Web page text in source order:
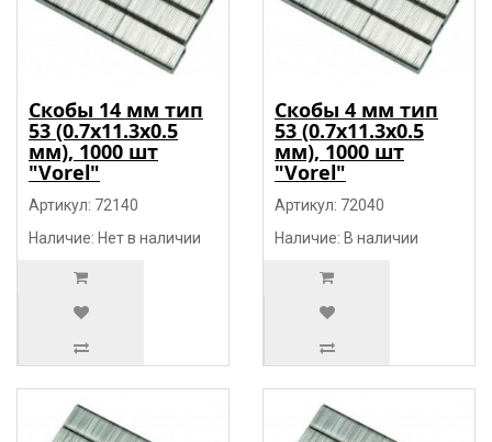
Скобы 14 мм тип
53 (0.7х11.3х0.5
мм), 1000 шт
"Vorel"
Артикул: 72140
Наличие: Нет в наличии
Скобы 4 мм тип
53 (0.7х11.3х0.5
мм), 1000 шт
"Vorel"
Артикул: 72040
Наличие: В наличии